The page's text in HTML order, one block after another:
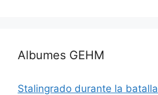
Albumes GEHM
Stalingrado durante la batalla